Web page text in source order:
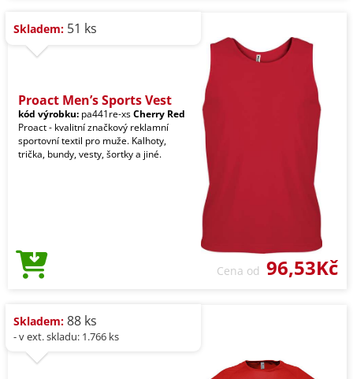
Skladem: 51 ks
Proact Men’s Sports Vest
kód výrobku: pa441re-xsCherry Red
Proact - kvalitní značkový reklamní
sportovní textil pro muže. Kalhoty,
trička, bundy, vesty, šortky a jiné.
Cena od 96,53Kč
Skladem: 88 ks
- v ext. skladu: 1.766 ks